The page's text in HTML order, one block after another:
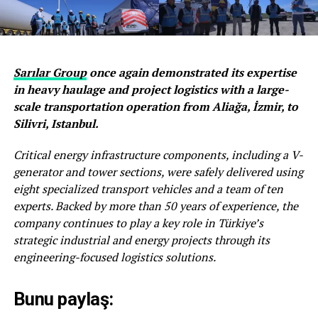
Sarılar Grouponce again demonstrated its expertise
in heavy haulage and project logistics with a large-
scale transportation operation from Aliağa, İzmir, to
Silivri, Istanbul.
Critical energy infrastructure components, including a V-
generator and tower sections, were safely delivered using
eight specialized transport vehicles and a team of ten
experts. Backed by more than 50 years of experience, the
company continues to play a key role in Türkiye’s
strategic industrial and energy projects through its
engineering-focused logistics solutions.
Bunu paylaş: